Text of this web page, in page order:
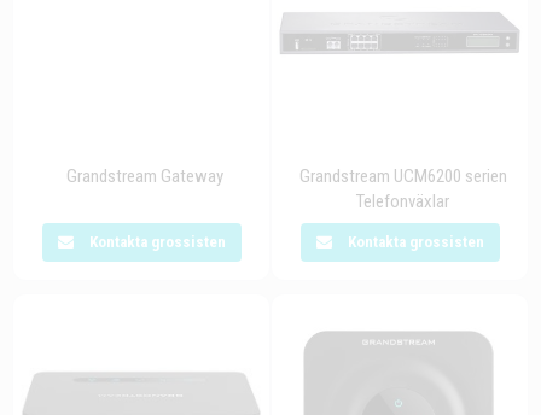
Grandstream Gateway
Kontakta grossisten
Grandstream UCM6200 serien
Telefonväxlar
Kontakta grossisten